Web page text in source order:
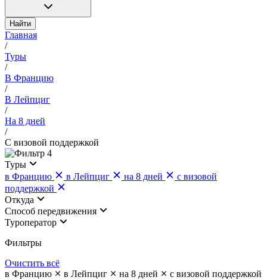
Найти
Главная
/
Туры
/
В Францию
/
В Лейпциг
/
На 8 дней
/
С визовой поддержкой
4
Туры
в Францию
в Лейпциг на 8 дней
с визовой
поддержкой
Откуда
Cпособ передвижения
Туроператор
Фильтры
Очистить всё
в Францию
в Лейпциг на 8 дней с визовой поддержкой